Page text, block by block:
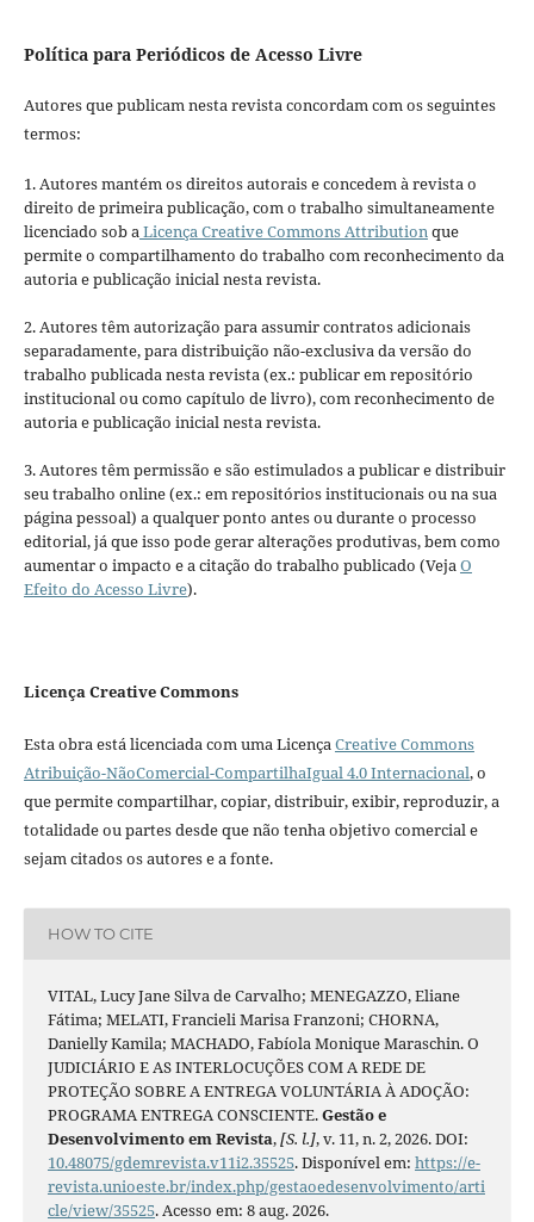
Política para Periódicos de Acesso Livre
Autores que publicam nesta revista concordam com os seguintes
termos:
1. Autores mantém os direitos autorais e concedem à revista o
direito de primeira publicação, com o trabalho simultaneamente
licenciado sob aLicença Creative Commons Attributionque
permite o compartilhamento do trabalho com reconhecimento da
autoria e publicação inicial nesta revista.
2. Autores têm autorização para assumir contratos adicionais
separadamente, para distribuição não-exclusiva da versão do
trabalho publicada nesta revista (ex.: publicar em repositório
institucional ou como capítulo de livro), com reconhecimento de
autoria e publicação inicial nesta revista.
3. Autores têm permissão e são estimulados a publicar e distribuir
seu trabalho online (ex.: em repositórios institucionais ou na sua
página pessoal) a qualquer ponto antes ou durante o processo
editorial, já que isso pode gerar alterações produtivas, bem como
aumentar o impacto e a citação do trabalho publicado (VejaO
Efeito do Acesso Livre).
Licença Creative Commons
Esta obra está licenciada com uma LicençaCreative Commons
Atribuição-NãoComercial-CompartilhaIgual 4.0 Internacional, o
que permite compartilhar, copiar, distribuir, exibir, reproduzir, a
totalidade ou partes desde que não tenha objetivo comercial e
sejam citados os autores e a fonte.
HOW TO CITE
VITAL, Lucy Jane Silva de Carvalho; MENEGAZZO, Eliane
Fátima; MELATI, Francieli Marisa Franzoni; CHORNA,
Danielly Kamila; MACHADO, Fabíola Monique Maraschin. O
JUDICIÁRIO E AS INTERLOCUÇÕES COM A REDE DE
PROTEÇÃO SOBRE A ENTREGA VOLUNTÁRIA À ADOÇÃO:
PROGRAMA ENTREGA CONSCIENTE.Gestão e
Desenvolvimento em Revista,[S. l.], v. 11, n. 2, 2026. DOI:
10.48075/gdemrevista.v11i2.35525. Disponível em: https://e-
revista.unioeste.br/index.php/gestaoedesenvolvimento/arti
cle/view/35525. Acesso em: 8 aug. 2026.